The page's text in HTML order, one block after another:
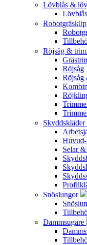
Lövblås &
Röjsåg &
Röjsåg
Röjsåg
Selar
Snöslungor
Dammsugare